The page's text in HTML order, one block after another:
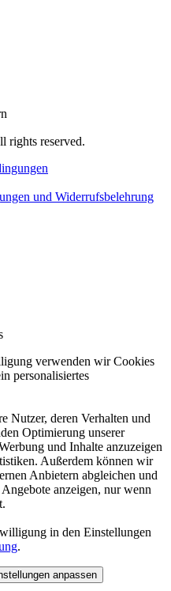
rights reserved.
und Widerrufsbelehrung
verwenden wir Cookies
personalisiertes
Nutzer, deren Verhalten und
Optimierung unserer
und Inhalte anzuzeigen
Außerdem können wir
Anbietern abgleichen und
anzeigen, nur wenn
in den Einstellungen
.
anpassen